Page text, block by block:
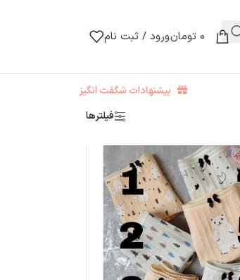
0 تومانورود / ثبت نام
پیشنهادات شگفت انگیز
فیلترها